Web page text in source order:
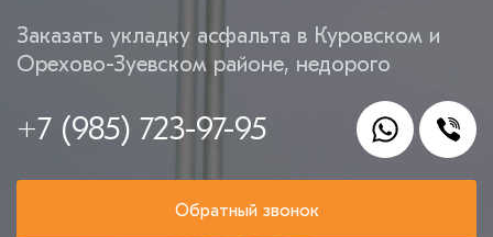
Заказать укладку асфальта в Куровском и
Орехово-Зуевском районе, недорого
+7 (985) 723-97-95
Обратный звонок